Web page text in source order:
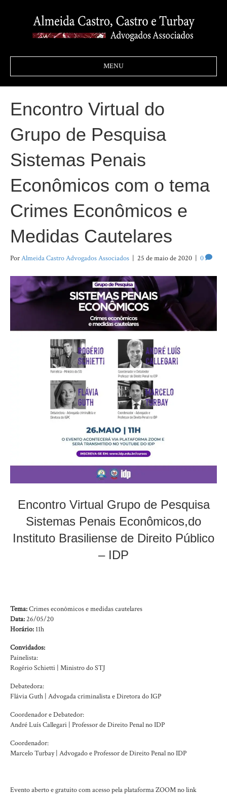
MENU
Encontro Virtual do
Grupo de Pesquisa
Sistemas Penais
Econômicos com o tema
Crimes Econômicos e
Medidas Cautelares
PorAlmeida Castro Advogados Associados | 25 de maio de 2020 | 0
Encontro Virtual Grupo de Pesquisa
Sistemas Penais Econômicos,do
Instituto Brasiliense de Direito Público
– IDP
Tema:Crimes econômicos e medidas cautelares
Data:26/05/20
Horário: 11h
Convidados:
Painelista:
Rogério Schietti | Ministro do STJ
Debatedora:
Flávia Guth | Advogada criminalista e Diretora do IGP
Coordenador e Debatedor:
André Luís Callegari | Professor de Direito Penal no IDP
Coordenador:
Marcelo Turbay | Advogado e Professor de Direito Penal no IDP
Evento aberto e gratuito com acesso pela plataforma ZOOM no link